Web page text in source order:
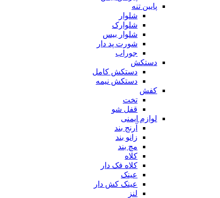
پایین تنه
شلوار
شلوارک
شلوار بیس
شورت پد دار
جوراب
دستکش
دستکش کامل
دستکش نیمه
کفش
تخت
قفل شو
لوازم ایمنی
آرنج بند
زانو بند
مچ بند
کلاه
کلاه فک دار
عینک
عینک کش دار
لنز